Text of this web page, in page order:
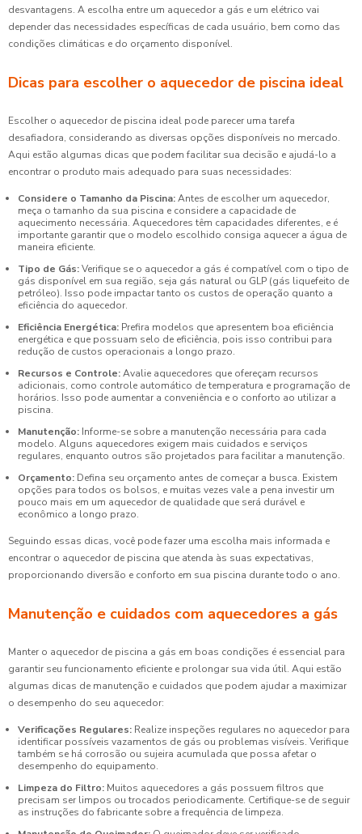
desvantagens. A escolha entre um aquecedor a gás e um elétrico vai
depender das necessidades específicas de cada usuário, bem como das
condições climáticas e do orçamento disponível.
Dicas para escolher o aquecedor de piscina ideal
Escolher o aquecedor de piscina ideal pode parecer uma tarefa
desafiadora, considerando as diversas opções disponíveis no mercado.
Aqui estão algumas dicas que podem facilitar sua decisão e ajudá-lo a
encontrar o produto mais adequado para suas necessidades:
Considere o Tamanho da Piscina:Antes de escolher um aquecedor,
meça o tamanho da sua piscina e considere a capacidade de
aquecimento necessária. Aquecedores têm capacidades diferentes, e é
importante garantir que o modelo escolhido consiga aquecer a água de
maneira eficiente.
Tipo de Gás:Verifique se o aquecedor a gás é compatível com o tipo de
gás disponível em sua região, seja gás natural ou GLP (gás liquefeito de
petróleo). Isso pode impactar tanto os custos de operação quanto a
eficiência do aquecedor.
Eficiência Energética: Prefira modelos que apresentem boa eficiência
energética e que possuam selo de eficiência, pois isso contribui para
redução de custos operacionais a longo prazo.
Recursos e Controle:Avalie aquecedores que ofereçam recursos
adicionais, como controle automático de temperatura e programação de
horários. Isso pode aumentar a conveniência e o conforto ao utilizar a
piscina.
Manutenção: Informe-se sobre a manutenção necessária para cada
modelo. Alguns aquecedores exigem mais cuidados e serviços
regulares, enquanto outros são projetados para facilitar a manutenção.
Orçamento: Defina seu orçamento antes de começar a busca. Existem
opções para todos os bolsos, e muitas vezes vale a pena investir um
pouco mais em um aquecedor de qualidade que será durável e
econômico a longo prazo.
Seguindo essas dicas, você pode fazer uma escolha mais informada e
encontrar o aquecedor de piscina que atenda às suas expectativas,
proporcionando diversão e conforto em sua piscina durante todo o ano.
Manutenção e cuidados com aquecedores a gás
Manter o aquecedor de piscina a gás em boas condições é essencial para
garantir seu funcionamento eficiente e prolongar sua vida útil. Aqui estão
algumas dicas de manutenção e cuidados que podem ajudar a maximizar
o desempenho do seu aquecedor:
Verificações Regulares: Realize inspeções regulares no aquecedor para
identificar possíveis vazamentos de gás ou problemas visíveis. Verifique
também se há corrosão ou sujeira acumulada que possa afetar o
desempenho do equipamento.
Limpeza do Filtro: Muitos aquecedores a gás possuem filtros que
precisam ser limpos ou trocados periodicamente. Certifique-se de seguir
as instruções do fabricante sobre a frequência de limpeza.